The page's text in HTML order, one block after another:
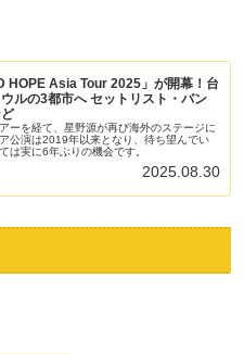
HOPE Asia Tour 2025」が開幕！台
ルの3都市へ セットリスト・バン
ーを経て、星野源が再び海外のステージに
公演は2019年以来となり、待ち望んでい
は実に6年ぶりの機会です。
2025.08.30